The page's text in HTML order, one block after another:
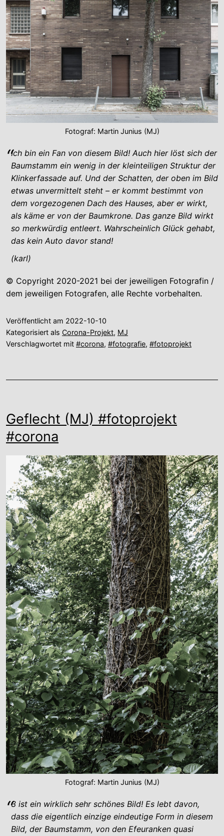
Fotograf: Martin Junius (MJ)
Ich bin ein Fan von diesem Bild! Auch hier löst sich der
Baumstamm ein wenig in der kleinteiligen Struktur der
Klinkerfassade auf. Und der Schatten, der oben im Bild
etwas unvermittelt steht – er kommt bestimmt von
dem vorgezogenen Dach des Hauses, aber er wirkt,
als käme er von der Baumkrone. Das ganze Bild wirkt
so merkwürdig entleert. Wahrscheinlich Glück gehabt,
das kein Auto davor stand!
(karl)
© Copyright 2020-2021 bei der jeweiligen Fotografin /
dem jeweiligen Fotografen, alle Rechte vorbehalten.
Veröffentlicht am 2022-10-10
Kategorisiert als Corona-Projekt, MJ
Verschlagwortet mit #corona, #fotografie, #fotoprojekt
Geflecht (MJ) #fotoprojekt
#corona
Fotograf: Martin Junius (MJ)
3 ist ein wirklich sehr schönes Bild! Es lebt davon,
dass die eigentlich einzige eindeutige Form in diesem
Bild, der Baumstamm, von den Efeuranken quasi